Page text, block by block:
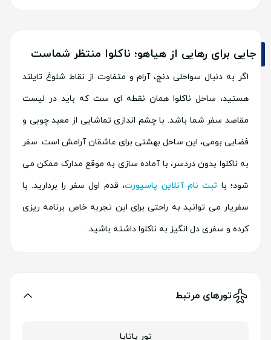
جایی برای رهایی از هیاهو؛ ناکلوا منتظر شماست
اگر به دنبال سواحلی دنج، آرام و متفاوت از نقاط شلوغ تایلند
هستید، ساحل ناکلوا همان نقطه ای ست که باید در لیست
مقاصد سفر شما باشد. با چشم اندازی تماشایی از معبد چوبی و
فضایی بومی، این ساحل بهشتی برای عاشقان آرامش است. سفر
به ناکلوا بدون دردسر، با آماده سازی به موقع مدارک ممکن می
شود؛ با ثبت نام آنلاین پاسپورت، قدم اول سفر را بردارید. با
سفریار می توانید به راحتی برای این تجربه خاص برنامه ریزی
کرده و سفری دل انگیز به ناکلوا داشته باشید.
تورهای مرتبط
تور پاتایا